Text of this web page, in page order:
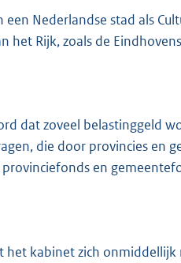
een Nederlandse stad als
het Rijk, zoals de
dat zoveel belastinggeld
die door provincies en
en
het kabinet zich